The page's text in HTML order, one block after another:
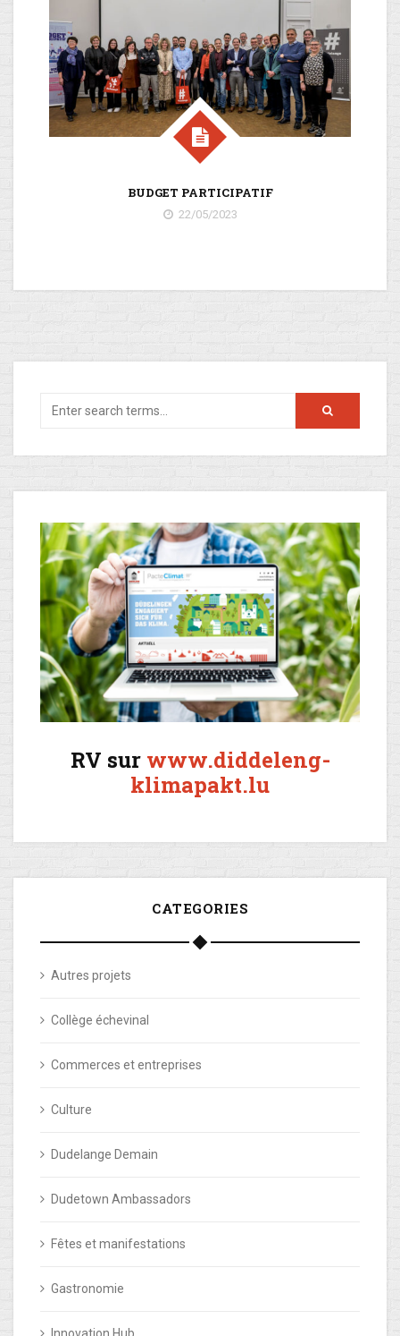
BUDGET PARTICIPATIF
22/05/2023
RV sur www.diddeleng-
klimapakt.lu
CATEGORIES
Autres projets
Collège échevinal
Commerces et entreprises
Culture
Dudelange Demain
Dudetown Ambassadors
Fêtes et manifestations
Gastronomie